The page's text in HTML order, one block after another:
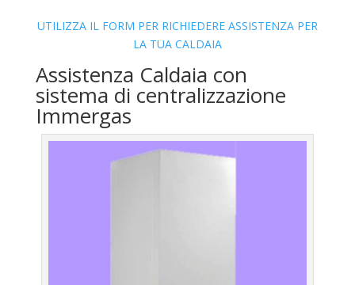
UTILIZZA IL FORM PER RICHIEDERE ASSISTENZA PER
LA TUA CALDAIA
Assistenza Caldaia con
sistema di centralizzazione
Immergas